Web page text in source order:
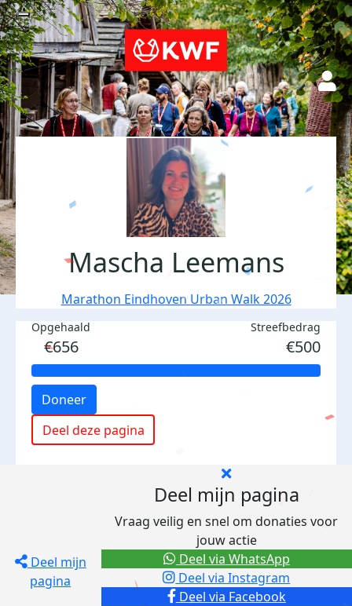
Mascha Leemans
Marathon Eindhoven Urban Walk 2026
Opgehaald
€656
Streefbedrag
€500
Doneer
Deel deze pagina
Deel mijn
pagina
Deel mijn pagina
Vraag veilig en snel om donaties voor
jouw actie
Deel via Facebook
Deel via Instagram
Deel via WhatsApp